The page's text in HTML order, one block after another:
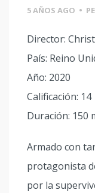
5 AÑOS AGO •
Director:
País: Reino
Año: 2020
Calificación: 14
Duración: 150
Armado con
protagonista
por la